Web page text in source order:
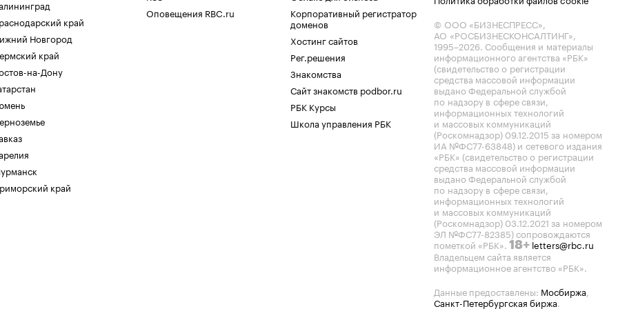
край
Новгород
край
на-Дону
край
Оповещения RBC.ru
Корпоративный регистратор
доменов
Хостинг сайтов
Рег.решения
Знакомства
Сайт знакомств podbor.ru
РБК Курсы
Школа управления РБК
© ООО «БИЗНЕСПРЕСС»,
АО «РОСБИЗНЕСКОНСАЛТИНГ»,
1995–2026. Сообщения и материалы
информационного агентства «РБК»
(свидетельство о регистрации
средства массовой информации
выдано Федеральной службой
по надзору в сфере связи,
информационных технологий
и массовых коммуникаций
(Роскомнадзор) 09.12.2015 за номером
ИА №ФС77-63848) и сетевого издания
«РБК» (свидетельство о регистрации
средства массовой информации
выдано Федеральной службой
по надзору в сфере связи,
информационных технологий
и массовых коммуникаций
(Роскомнадзор) 03.12.2021 за номером
ЭЛ №ФС77-82385) сопровождаются
пометкой «РБК». 18+ letters@rbc.ru
Владельцем сайта является
информационное агентство «РБК».
Данные предоставлены: Мосбиржа,
Санкт-Петербургская биржа.